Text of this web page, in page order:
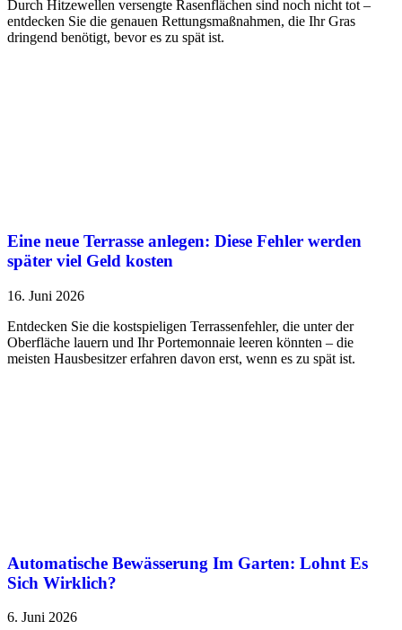
Durch Hitzewellen versengte Rasenflächen sind noch nicht tot –
entdecken Sie die genauen Rettungsmaßnahmen, die Ihr Gras
dringend benötigt, bevor es zu spät ist.
Eine neue Terrasse anlegen: Diese Fehler werden
später viel Geld kosten
16. Juni 2026
Entdecken Sie die kostspieligen Terrassenfehler, die unter der
Oberfläche lauern und Ihr Portemonnaie leeren könnten – die
meisten Hausbesitzer erfahren davon erst, wenn es zu spät ist.
Automatische Bewässerung Im Garten: Lohnt Es
Sich Wirklich?
6. Juni 2026